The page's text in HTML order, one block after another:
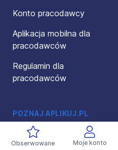
Obserwowane Moje konto
Konto pracodawcy
Aplikacja mobilna dla
pracodawców
Regulamin dla
pracodawców
POZNAJ APLIKUJ.PL
O firmie